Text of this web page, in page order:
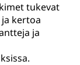
tukevat
kertoa
ja